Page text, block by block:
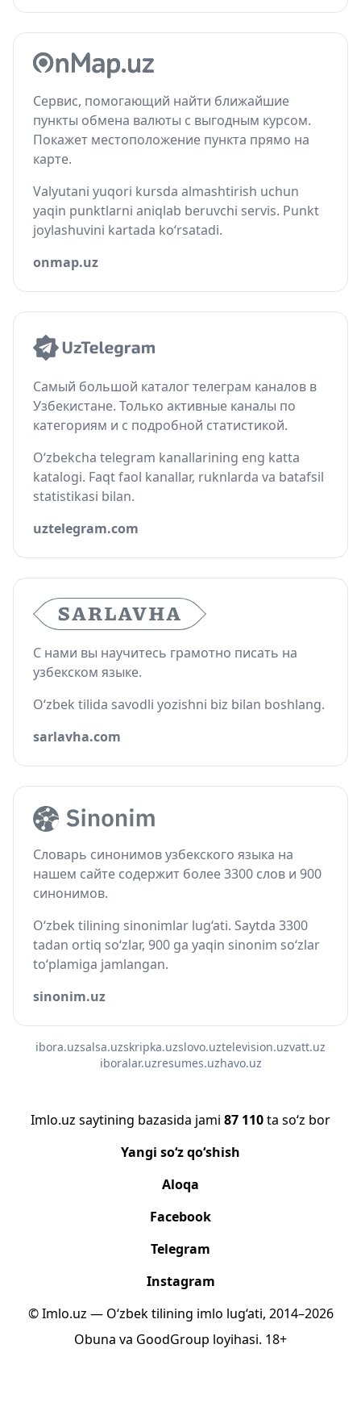
Сервис, помогающий найти ближайшие
пункты обмена валюты с выгодным курсом.
Покажет местоположение пункта прямо на
карте.
Valyutani yuqori kursda almashtirish uchun
yaqin punktlarni aniqlab beruvchi servis. Punkt
joylashuvini kartada ko‘rsatadi.
onmap.uz
Самый большой каталог телеграм каналов в
Узбекистане. Только активные каналы по
категориям и с подробной статистикой.
O‘zbekcha telegram kanallarining eng katta
katalogi. Faqt faol kanallar, ruknlarda va batafsil
statistikasi bilan.
uztelegram.com
С нами вы научитесь грамотно писать на
узбекском языке.
O‘zbek tilida savodli yozishni biz bilan boshlang.
sarlavha.com
Словарь синонимов узбекского языка на
нашем сайте содержит более 3300 слов и 900
синонимов.
O‘zbek tilining sinonimlar lug‘ati. Saytda 3300
tadan ortiq so‘zlar, 900 ga yaqin sinonim so‘zlar
to‘plamiga jamlangan.
sinonim.uz
ibora.uzsalsa.uzskripka.uzslovo.uztelevision.uzvatt.uz
iboralar.uzresumes.uzhavo.uz
Imlo.uz saytining bazasida jami 87 110ta so‘z bor
Yangi so‘z qo‘shish
Aloqa
Facebook
Telegram
Instagram
© Imlo.uz — O‘zbek tilining imlo lug‘ati, 2014–2026
Obuna va GoodGroup loyihasi. 18+